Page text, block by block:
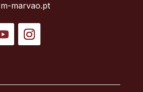
marvao.pt